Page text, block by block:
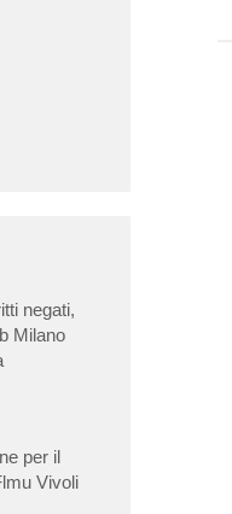
negati,
Milano
per il
Vivoli